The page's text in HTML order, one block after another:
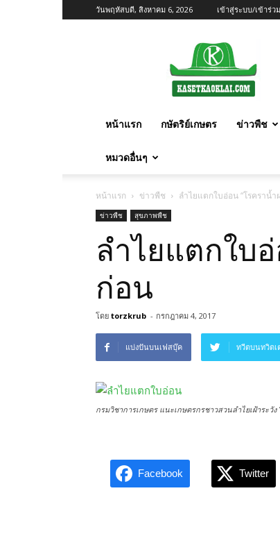
วันพฤหัสบดี, สิงหาคม 6, 2026 เข้าสู่ระบบ/เข้าร่วม
หน้าแรก กษัตริย์เกษตร ข่าวพืช
หมวดอื่นๆ
หน้าแรก ข่าวพืช ลำไยแตกใบอ่อน “โรคราน้
ข่าวพืช สุขภาพพืช
ลำไยแตกใบ
ก่อน
โดย torzkrub - กรกฎาคม 4, 2017
แบ่งปันบนเฟสบุ๊ค ทวีตบนทวิตเ
กรมวิชาการเกษตร แนะเกษตรกรชาวสวนลำไยเฝ้าระวั
Facebook Twitter